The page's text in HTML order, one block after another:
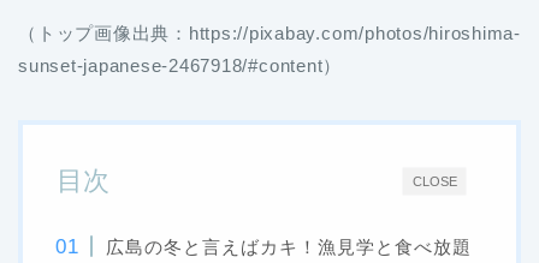
（トップ画像出典：https://pixabay.com/photos/hiroshima-
sunset-japanese-2467918/#content）
CLOSE
目次
広島の冬と言えばカキ！漁見学と食べ放題